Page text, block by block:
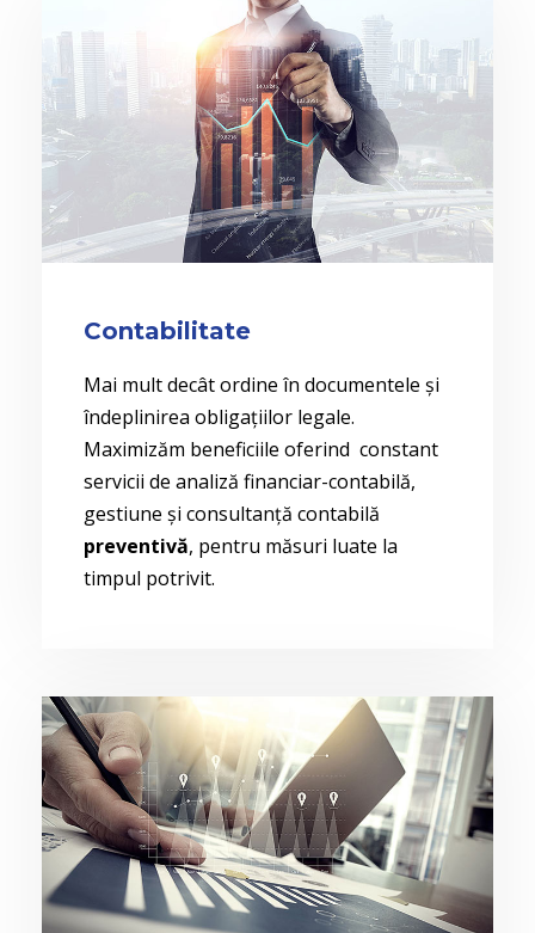
Contabilitate
Mai mult decât ordine în documentele și
îndeplinirea obligațiilor legale.
Maximizăm beneficiile oferind constant
servicii de analiză financiar-contabilă,
gestiune și consultanță contabilă
preventivă, pentru măsuri luate la
timpul potrivit.